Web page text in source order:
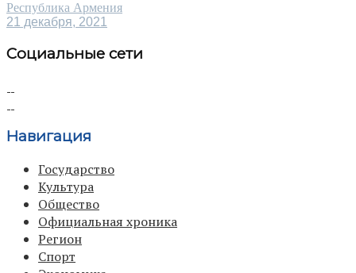
Республика Армения
21 декабря, 2021
Социальные сети
Навигация
Государство
Культура
Общество
Официальная хроника
Регион
Спорт